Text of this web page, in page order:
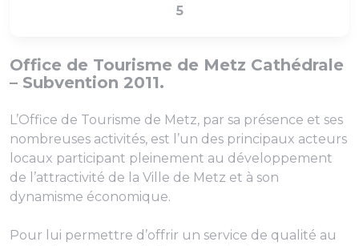
5
Office de Tourisme de Metz Cathédrale
– Subvention 2011.
L’Office de Tourisme de Metz, par sa présence et ses
nombreuses activités, est l’un des principaux acteurs
locaux participant pleinement au développement
de l’attractivité de la Ville de Metz et à son
dynamisme économique.
Pour lui permettre d’offrir un service de qualité au